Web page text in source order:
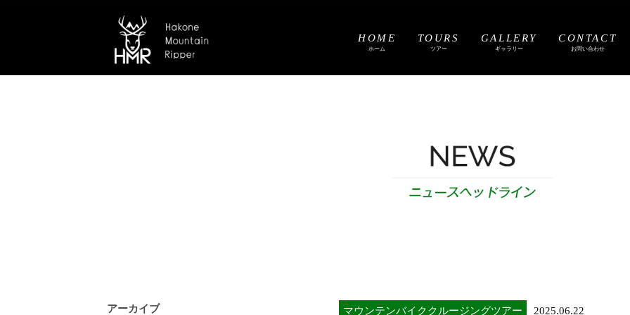
HOME
ホーム
TOURS
ツアー
GALLERY
ギャラリー
CONTACT
お問い合わせ
アーカイブ マウンテンバイククルージングツアー 2025.06.22